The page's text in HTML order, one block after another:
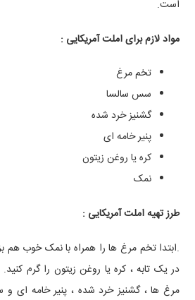
است.
مواد لازم برای املت آمریکایی :
تخم ‌مرغ
سس سالسا
گشنیز خرد شده
پنیر خامه ‌ای
کره یا روغن زیتون
نمک
طرز تهیه املت آمریکایی :
.ابتدا تخم ‌مرغ‌ ها را همراه با نمک خوب هم
در یک تابه ، کره یا روغن زیتون را گرم
‌مرغ ها ، گشنیز خرد شده ، پنیر خامه ‌ای